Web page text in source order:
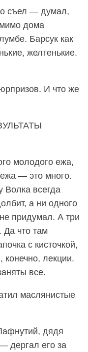
съел — думал,
дома
Барсук как
желтенькие.
И что же
молодого ежа,
— это много.
Волка всегда
а ни одного
придумал. А три
Да что там
с кисточкой,
лекции.
все.
маслянистые
дядя
дергал его за